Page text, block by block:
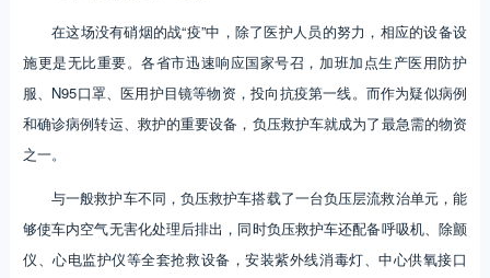
在这场没有硝烟的战“疫”中，除了医护人员的努力，相应的设备设
施更是无比重要。各省市迅速响应国家号召，加班加点生产医用防护
服、N95口罩、医用护目镜等物资，投向抗疫第一线。而作为疑似病例
和确诊病例转运、救护的重要设备，负压救护车就成为了最急需的物资
之一。
与一般救护车不同，负压救护车搭载了一台负压层流救治单元，能
够使车内空气无害化处理后排出，同时负压救护车还配备呼吸机、除颤
仪、心电监护仪等全套抢救设备，安装紫外线消毒灯、中心供氧接口